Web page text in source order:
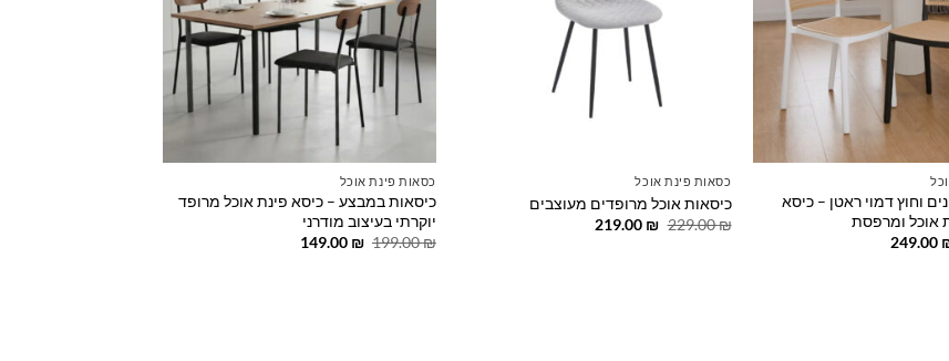
וחוץ דמוי ראטן – כיסא
אוכל ומרפסת
249.00
כסאות פינת אוכל
כיסאות אוכל מרופדים מעוצבים
229.00₪
המחיר
219.00 ₪
המחיר
כסאות פינת אוכל
כיסאות במבצע – כיסא פינת אוכל מרופד
יוקרתי בעיצוב מודרני
199.00₪
המחיר
149.00 ₪